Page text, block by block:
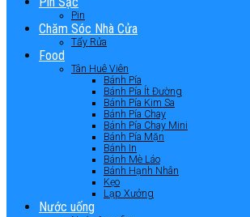
Pin
Chăm Sóc Nhà Cửa
Tẩy Rửa
Food
Tân Huê Viên
Bánh Pía
Bánh Pía Ít Đường
Bánh Pía Kim Sa
Bánh Pía Chay
Bánh Pía Chay Mini
Bánh Pía Mặn
Bánh In
Bánh Mè Láo
Bánh Hạnh Nhân
Kẹo
Lạp Xưởng
Nước uống